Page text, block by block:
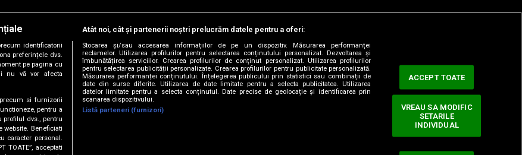
DOGAN MEDIA INTERNATIONAL SA, Toate drepturile rezervate.
identificatorii
preferințele dvs.
pe pagina cu
nu vă vor afecta
si furnizorii
pentru a
dvs., pentru
website. Beneficiati
caracter personal.
TOATE”, acceptati
Atât noi, cât și partenerii noștri prelucrăm datele pentru a oferi:
Stocarea și/sau accesarea informațiilor de pe un dispozitiv. Măsurarea performanței
reclamelor. Utilizarea profilurilor pentru selectarea conținutului personalizat. Dezvoltarea și
îmbunătățirea serviciilor. Crearea profilurilor de conținut personalizat. Utilizarea profilurilor
pentru selectarea publicității personalizate. Crearea profilurilor pentru publicitate personalizată.
Măsurarea performanței conținutului. Înțelegerea publicului prin statistici sau combinații de
date din surse diferite. Utilizarea de date limitate pentru a selecta publicitatea. Utilizarea
datelor limitate pentru a selecta conținutul. Date precise de geolocație și identificarea prin
scanarea dispozitivului.
Listă parteneri (furnizori)
ACCEPT TOATE
VREAU SA MODIFIC
SETARILE
INDIVIDUAL